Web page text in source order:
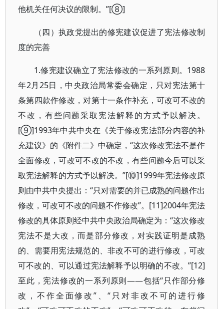
他机关任何决议的限制。”[⑧]
（四）执政党提出的修宪建议促进了宪法修改制
度的完善
1.修宪建议确立了宪法修改的一系列原则。1988
年2月25日，中央政治局常委会确定，只对宪法第十
条第四款作修改，对第十一条作补充，可改可不改的
不改，有些问题采取宪法解释的方式予以解决。
[⑨]1993年中共中央在《关于修改宪法部分内容的补
充建议》的《附件二》中确定，“这次修改宪法不是作
全面修改，可改可不改的不改，有些问题今后可以采
取宪法解释的方式予以解决。”[⑩]1999年宪法修改原
则由中共中央提出：“只对需要的并已成熟的问题作出
修改，可改可不改的问题不作修改”。[11]2004年宪法
修改的具体原则经中共中央政治局确定为：“这次修改
宪法不是大改，而是部分修改，对实践证明是成熟
的、需要用宪法规范的、非改不可的进行修改，可改
可不改的、可以通过宪法解释予以明确的不改。”[12]
至此，宪法修改的一系列原则——包括“只作部分修
改，不作全面修改”、“只对非改不可的进行修